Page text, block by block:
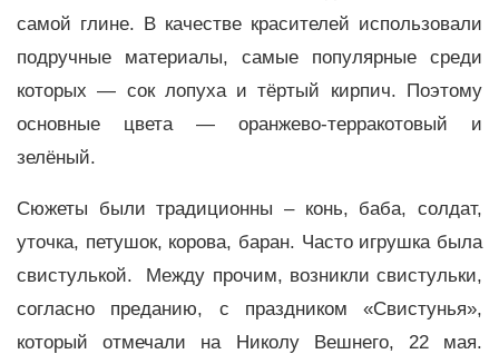
самой глине. В качестве красителей использовали
подручные материалы, самые популярные среди
которых — сок лопуха и тёртый кирпич. Поэтому
основные цвета — оранжево-терракотовый и
зелёный.
Сюжеты были традиционны – конь, баба, солдат,
уточка, петушок, корова, баран. Часто игрушка была
свистулькой. Между прочим, возникли свистульки,
согласно преданию, с праздником «Свистунья»,
который отмечали на Николу Вешнего, 22 мая.